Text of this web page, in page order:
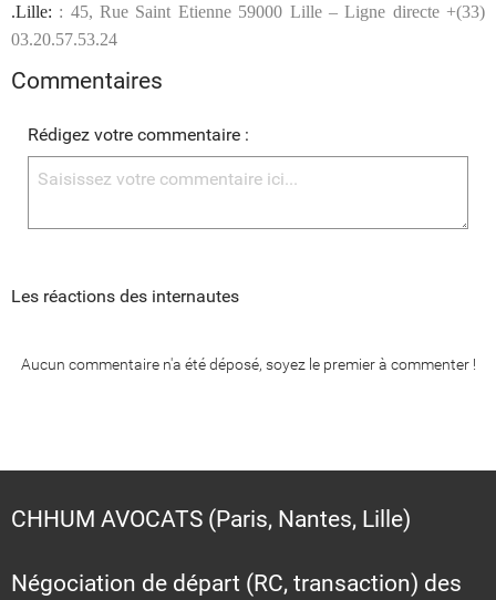
.Lille: : 45, Rue Saint Etienne 59000 Lille – Ligne directe +(33)
03.20.57.53.24
Commentaires
Rédigez votre commentaire :
Les réactions des internautes
Aucun commentaire n'a été déposé, soyez le premier à commenter !
CHHUM AVOCATS (Paris, Nantes, Lille)
Négociation de départ (RC, transaction) des